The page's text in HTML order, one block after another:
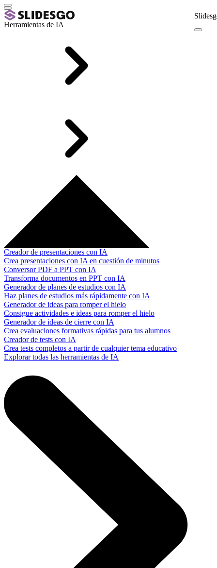
Herramientas de IA
Creador de presentaciones con IA
Crea presentaciones con IA en cuestión de minutos
Conversor PDF a PPT con IA
Transforma documentos en PPT con IA
Generador de planes de estudios con IA
Haz planes de estudios más rápidamente con IA
Generador de ideas para romper el hielo
Consigue actividades e ideas para romper el hielo
Generador de ideas de cierre con IA
Crea evaluaciones formativas rápidas para tus alumnos
Creador de tests con IA
Crea tests completos a partir de cualquier tema educativo
Explorar todas las herramientas de IA